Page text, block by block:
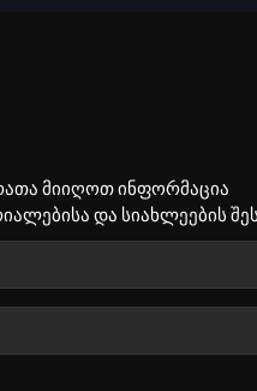
მიიღოთ ინფორმაცია
და სიახლეების